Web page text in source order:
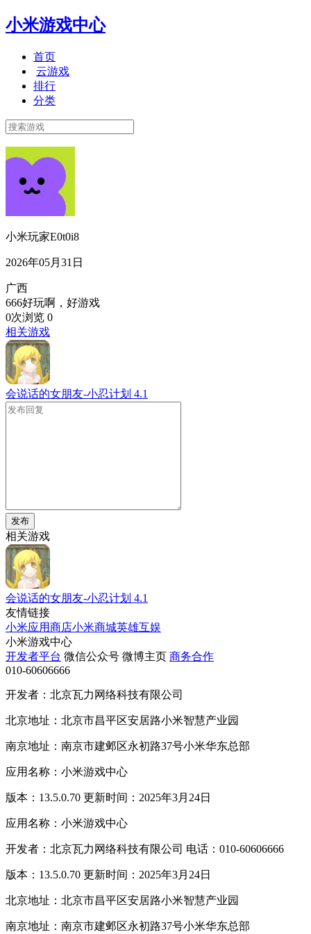
小米游戏中心
首页
云游戏
排行
分类
小米玩家E0t0i8
2026年05月31日
广西
666好玩啊，好游戏
0次浏览 0
相关游戏
会说话的女朋友-小忍计划 4.1
发布
相关游戏
会说话的女朋友-小忍计划 4.1
友情链接
小米应用商店小米商城英雄互娱
小米游戏中心
开发者平台 微信公众号 微博主页 商务合作
010-60606666
开发者：北京瓦力网络科技有限公司
北京地址：北京市昌平区安居路小米智慧产业园
南京地址：南京市建邺区永初路37号小米华东总部
应用名称：小米游戏中心
版本：13.5.0.70 更新时间：2025年3月24日
应用名称：小米游戏中心
开发者：北京瓦力网络科技有限公司 电话：010-60606666
版本：13.5.0.70 更新时间：2025年3月24日
北京地址：北京市昌平区安居路小米智慧产业园
南京地址：南京市建邺区永初路37号小米华东总部